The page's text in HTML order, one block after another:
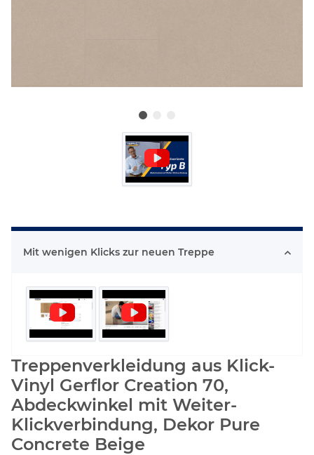
Mit wenigen Klicks zur neuen Treppe
Treppenverkleidung aus Klick-
Vinyl Gerflor Creation 70,
Abdeckwinkel mit Weiter-
Klickverbindung, Dekor Pure
Concrete Beige